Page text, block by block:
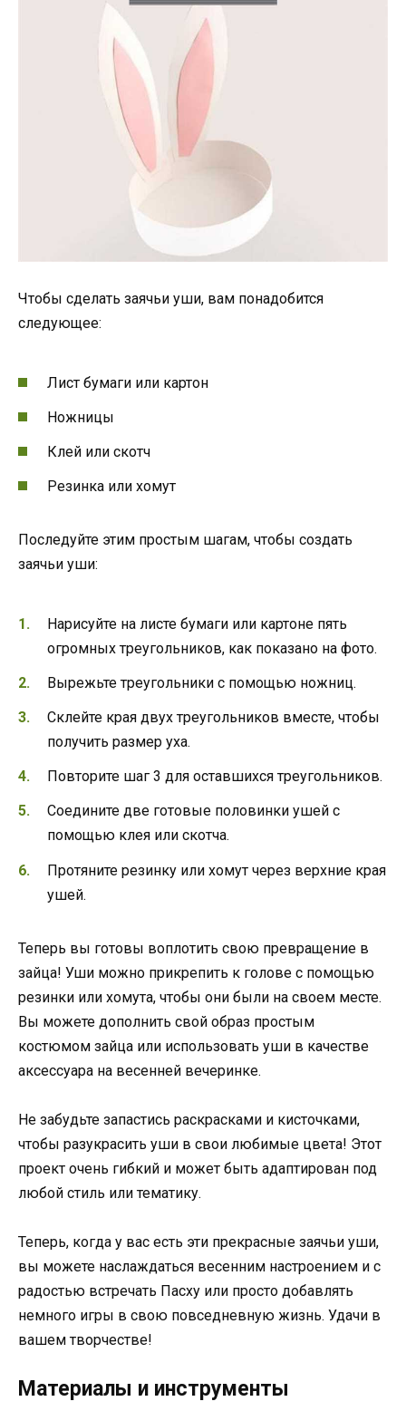
Чтобы сделать заячьи уши, вам понадобится
следующее:
Лист бумаги или картон
Ножницы
Клей или скотч
Резинка или хомут
Последуйте этим простым шагам, чтобы создать
заячьи уши:
Нарисуйте на листе бумаги или картоне пять
огромных треугольников, как показано на фото.
Вырежьте треугольники с помощью ножниц.
Склейте края двух треугольников вместе, чтобы
получить размер уха.
Повторите шаг 3 для оставшихся треугольников.
Соедините две готовые половинки ушей с
помощью клея или скотча.
Протяните резинку или хомут через верхние края
ушей.
Теперь вы готовы воплотить свою превращение в
зайца! Уши можно прикрепить к голове с помощью
резинки или хомута, чтобы они были на своем месте.
Вы можете дополнить свой образ простым
костюмом зайца или использовать уши в качестве
аксессуара на весенней вечеринке.
Не забудьте запастись раскрасками и кисточками,
чтобы разукрасить уши в свои любимые цвета! Этот
проект очень гибкий и может быть адаптирован под
любой стиль или тематику.
Теперь, когда у вас есть эти прекрасные заячьи уши,
вы можете наслаждаться весенним настроением и с
радостью встречать Пасху или просто добавлять
немного игры в свою повседневную жизнь. Удачи в
вашем творчестве!
Материалы и инструменты